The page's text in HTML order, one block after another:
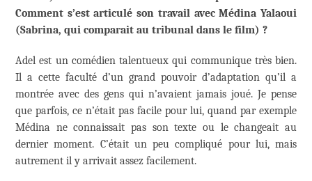
Comment s’est articulé son travail avec Médina Yalaoui
(Sabrina, qui comparait au tribunal dans le film) ?
Adel est un comédien talentueux qui communique très bien.
Il a cette faculté d’un grand pouvoir d’adaptation qu’il a
montrée avec des gens qui n’avaient jamais joué. Je pense
que parfois, ce n’était pas facile pour lui, quand par exemple
Médina ne connaissait pas son texte ou le changeait au
dernier moment. C’était un peu compliqué pour lui, mais
autrement il y arrivait assez facilement.